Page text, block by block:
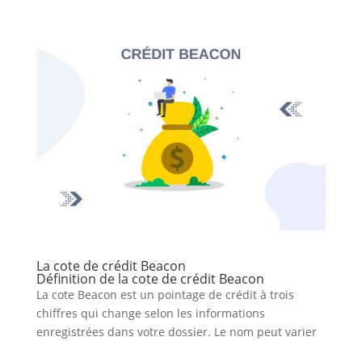
La cote de crédit Beacon
Définition de la cote de crédit Beacon
La cote Beacon est un pointage de crédit à trois
chiffres qui change selon les informations
enregistrées dans votre dossier. Le nom peut varier